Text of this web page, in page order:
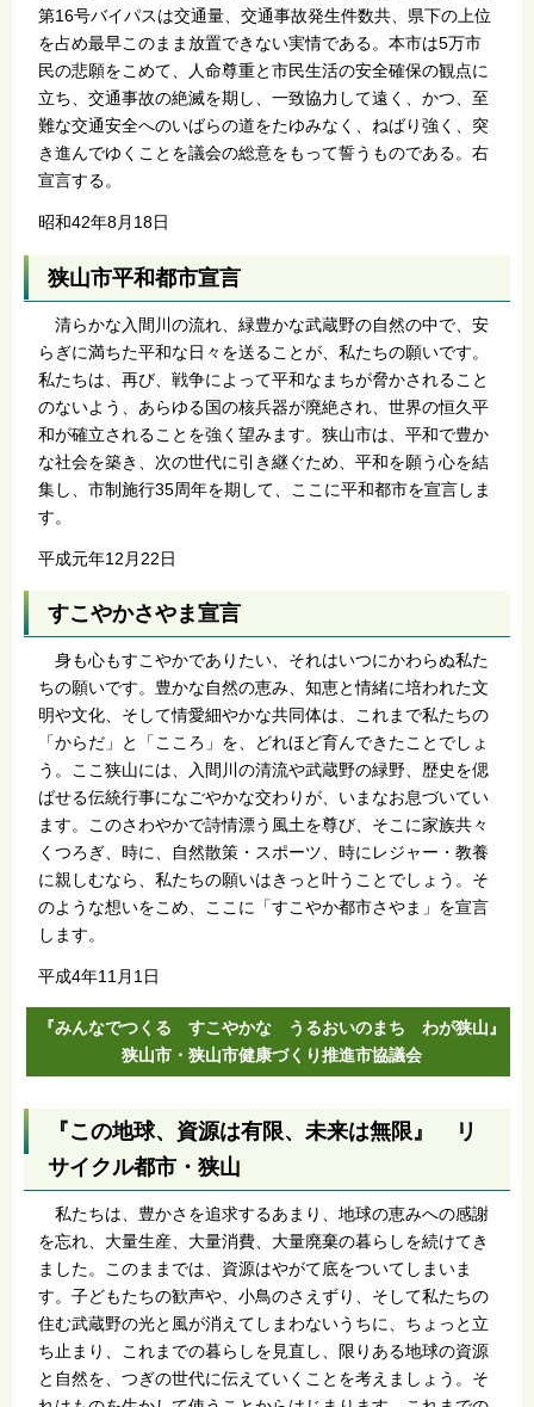
第16号バイパスは交通量、交通事故発生件数共、県下の上位
を占め最早このまま放置できない実情である。本市は5万市
民の悲願をこめて、人命尊重と市民生活の安全確保の観点に
立ち、交通事故の絶滅を期し、一致協力して遠く、かつ、至
難な交通安全へのいばらの道をたゆみなく、ねばり強く、突
き進んでゆくことを議会の総意をもって誓うものである。右
宣言する。
昭和42年8月18日
狭山市平和都市宣言
清らかな入間川の流れ、緑豊かな武蔵野の自然の中で、安
らぎに満ちた平和な日々を送ることが、私たちの願いです。
私たちは、再び、戦争によって平和なまちが脅かされること
のないよう、あらゆる国の核兵器が廃絶され、世界の恒久平
和が確立されることを強く望みます。狭山市は、平和で豊か
な社会を築き、次の世代に引き継ぐため、平和を願う心を結
集し、市制施行35周年を期して、ここに平和都市を宣言しま
す。
平成元年12月22日
すこやかさやま宣言
身も心もすこやかでありたい、それはいつにかわらぬ私た
ちの願いです。豊かな自然の恵み、知恵と情緒に培われた文
明や文化、そして情愛細やかな共同体は、これまで私たちの
「からだ」と「こころ」を、どれほど育んできたことでしょ
う。ここ狭山には、入間川の清流や武蔵野の緑野、歴史を偲
ばせる伝統行事になごやかな交わりが、いまなお息づいてい
ます。このさわやかで詩情漂う風土を尊び、そこに家族共々
くつろぎ、時に、自然散策・スポーツ、時にレジャー・教養
に親しむなら、私たちの願いはきっと叶うことでしょう。そ
のような想いをこめ、ここに「すこやか都市さやま」を宣言
します。
平成4年11月1日
『みんなでつくる すこやかな うるおいのまち わが狭山』
狭山市・狭山市健康づくり推進市協議会
『この地球、資源は有限、未来は無限』 リ
サイクル都市・狭山
私たちは、豊かさを追求するあまり、地球の恵みへの感謝
を忘れ、大量生産、大量消費、大量廃棄の暮らしを続けてき
ました。このままでは、資源はやがて底をついてしまいま
す。子どもたちの歓声や、小鳥のさえずり、そして私たちの
住む武蔵野の光と風が消えてしまわないうちに、ちょっと立
ち止まり、これまでの暮らしを見直し、限りある地球の資源
と自然を、つぎの世代に伝えていくことを考えましょう。そ